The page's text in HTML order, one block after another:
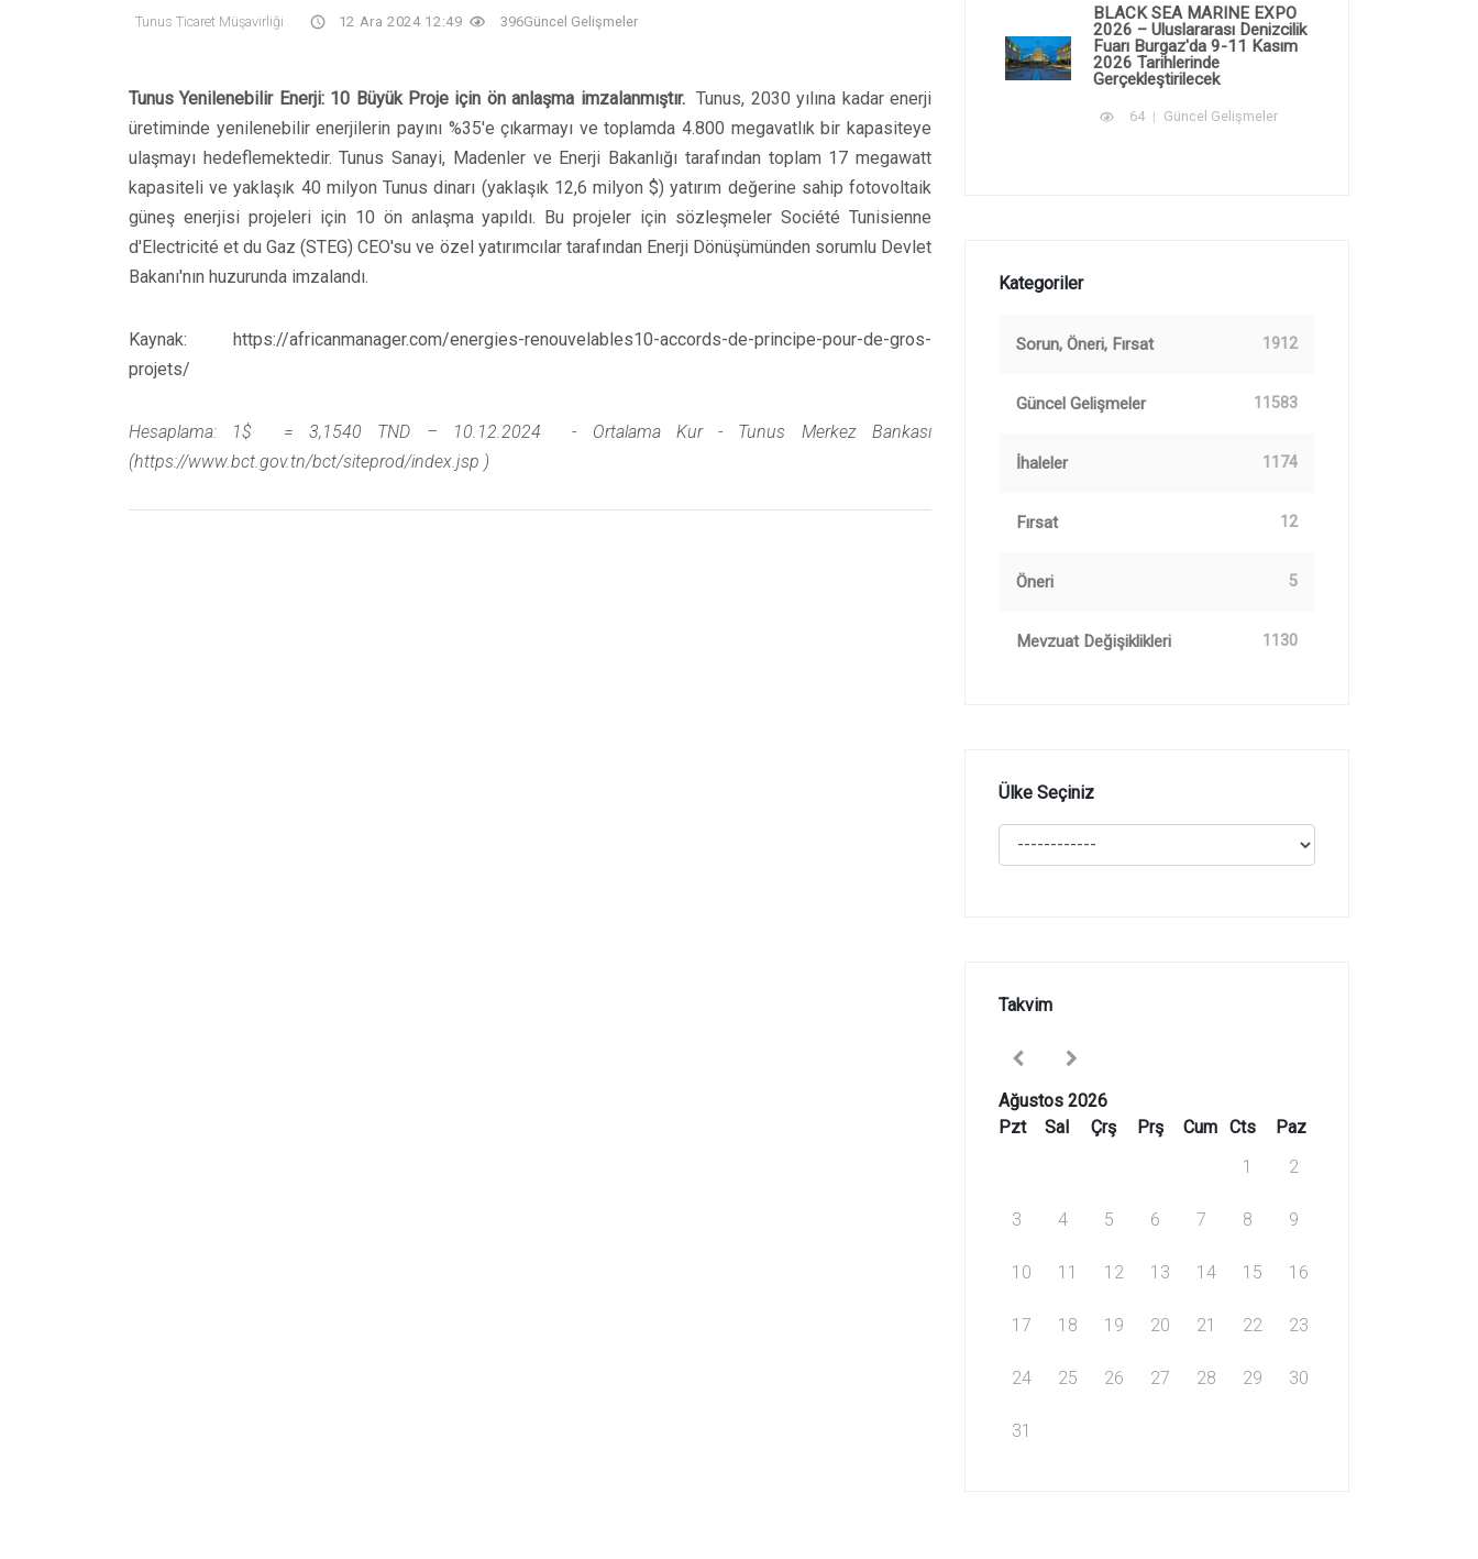
Tunus Ticaret Müşavirliği 12 Ara 2024 12:49 396Güncel Gelişmeler
Tunus Yenilenebilir Enerji: 10 Büyük Proje için ön anlaşma imzalanmıştır. Tunus, 2030 yılına kadar enerji
üretiminde yenilenebilir enerjilerin payını %35'e çıkarmayı ve toplamda 4.800 megavatlık bir kapasiteye
ulaşmayı hedeflemektedir. Tunus Sanayi, Madenler ve Enerji Bakanlığı tarafından toplam 17 megawatt
kapasiteli ve yaklaşık 40 milyon Tunus dinarı (yaklaşık 12,6 milyon $) yatırım değerine sahip fotovoltaik
güneş enerjisi projeleri için 10 ön anlaşma yapıldı. Bu projeler için sözleşmeler Société Tunisienne
d'Electricité et du Gaz (STEG) CEO'su ve özel yatırımcılar tarafından Enerji Dönüşümünden sorumlu Devlet
Bakanı'nın huzurunda imzalandı.
Kaynak: https://africanmanager.com/energies-renouvelables10-accords-de-principe-pour-de-gros-
projets/
Hesaplama: 1$ = 3,1540 TND – 10.12.2024 - Ortalama Kur - Tunus Merkez Bankası
(https://www.bct.gov.tn/bct/siteprod/index.jsp )
BLACK SEA MARINE EXPO
2026 – Uluslararası Denizcilik
Fuarı Burgaz'da 9-11 Kasım
2026 Tarihlerinde
Gerçekleştirilecek
64 Güncel Gelişmeler
Kategoriler
Sorun, Öneri, Fırsat 1912
Güncel Gelişmeler 11583
İhaleler 1174
Fırsat 12
Öneri 5
Mevzuat Değişiklikleri 1130
Ülke Seçiniz
Takvim
Ağustos 2026
Pzt
Sal Çrş Prş Cum Cts
Paz
1
2
3 4 5 6 7 8 9
10 11 12 13 14 15 16
17 18 19 20 21 22 23
24 25 26 27 28 29 30
31